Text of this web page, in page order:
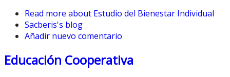
Read more about Estudio del Bienestar Individual
Sacberis's blog
Añadir nuevo comentario
Educación Cooperativa